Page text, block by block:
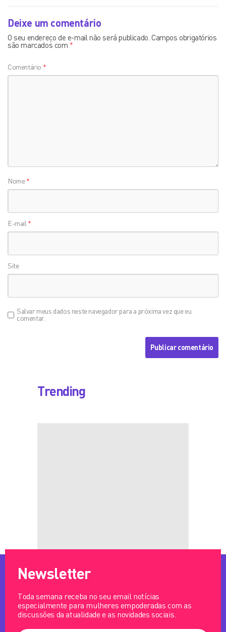
Deixe um comentário
O seu endereço de e-mail não será publicado. Campos obrigatórios
são marcados com *
Comentário *
Nome*
E-mail *
Site
Salvar meus dados neste navegador para a próxima vez que eu
comentar.
Trending
Newsletter
Toda semana receba no seu email notícias
especialmente para mulheres empoderadas com as
discussões da atualidade e as novidades sociais.